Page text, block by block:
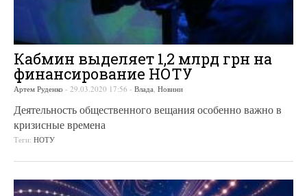
Кабмин выделяет 1,2 млрд грн на
финансирование НОТУ
Артем Руденко - 29.03.2020 17:56 - Влада, Новини
Деятельность общественного вещания особенно важно в
кризисные времена
Теги: НОТУ